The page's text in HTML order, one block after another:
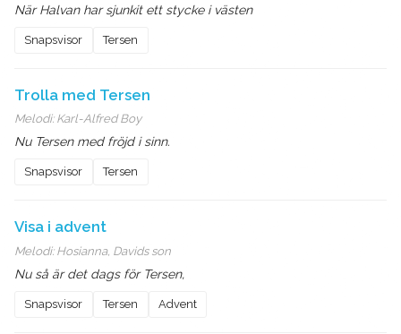
När Halvan har sjunkit ett stycke i västen
Snapsvisor Tersen
Trolla med Tersen
Melodi: Karl-Alfred Boy
Nu Tersen med fröjd i sinn.
Snapsvisor Tersen
Visa i advent
Melodi: Hosianna, Davids son
Nu så är det dags för Tersen,
Snapsvisor Tersen Advent